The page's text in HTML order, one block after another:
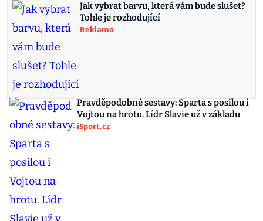
Jak vybrat barvu, která vám bude slušet?
Tohle je rozhodující
Reklama
Pravděpodobné sestavy: Sparta s posilou i
Vojtou na hrotu. Lídr Slavie už v základu
iSport.cz